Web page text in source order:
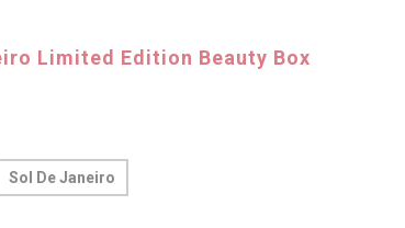
Limited Edition Beauty Box
Sol De Janeiro